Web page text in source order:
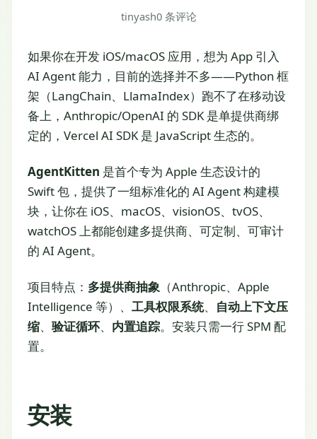
tinyash0 条评论
如果你在开发 iOS/macOS 应用，想为 App 引入
AI Agent 能力，目前的选择并不多——Python 框
架（LangChain、LlamaIndex）跑不了在移动设
备上，Anthropic/OpenAI 的 SDK 是单提供商绑
定的，Vercel AI SDK 是 JavaScript 生态的。
AgentKitten 是首个专为 Apple 生态设计的
Swift 包，提供了一组标准化的 AI Agent 构建模
块，让你在 iOS、macOS、visionOS、tvOS、
watchOS 上都能创建多提供商、可定制、可审计
的 AI Agent。
项目特点： 多提供商抽象 （Anthropic、Apple
Intelligence 等）、 工具权限系统、 自动上下文压
缩、 验证循环、 内置追踪。安装只需一行 SPM 配
置。
安装